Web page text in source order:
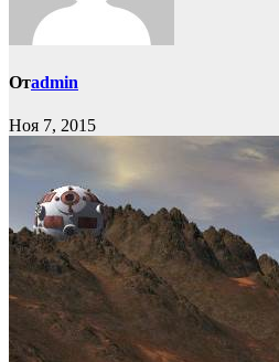
Отadmin
Ноя 7, 2015